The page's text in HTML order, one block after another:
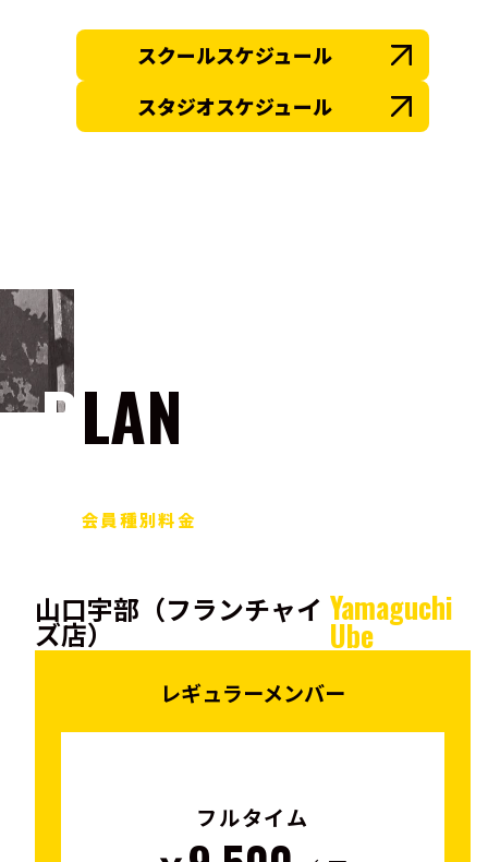
スクールスケジュール
スタジオスケジュール
PLAN
会員種別料金
山口宇部（フランチャイ
ズ店）
Yamaguchi
Ube
レギュラーメンバー
フルタイム